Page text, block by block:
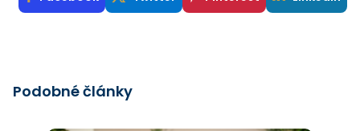
Podobné články